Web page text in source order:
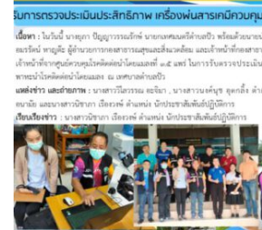
ติดต่อหน่วยงาน
ที่พัก
Amante Baristro Hotel & Cafe’ @Pua
C View Home
Deply